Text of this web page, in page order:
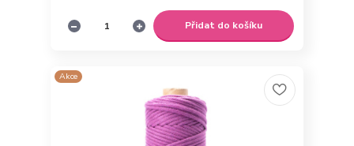
Přidat do košíku
Akce